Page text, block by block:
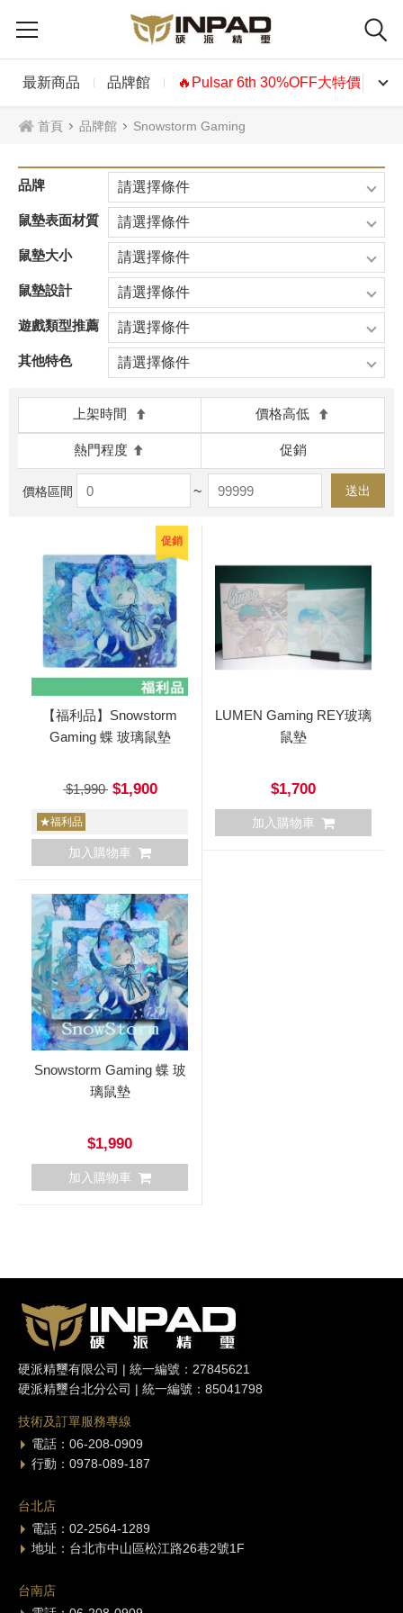
最新商品 品牌館 🔥Pulsar 6th 30%OFF大特價🔥
首頁 品牌館 Snowstorm Gaming
品牌 請選擇條件
鼠墊表面材質 請選擇條件
鼠墊大小 請選擇條件
鼠墊設計 請選擇條件
遊戲類型推薦 請選擇條件
其他特色 請選擇條件
上架時間 價格高低
熱門程度 促銷
價格區間 ~ 送出
促銷
【福利品】Snowstorm
Gaming 蝶 玻璃鼠墊
$1,990$1,900
★福利品
加入購物車
LUMEN Gaming REY玻璃
鼠墊
$1,700
加入購物車
Snowstorm Gaming 蝶 玻
璃鼠墊
$1,990
加入購物車
硬派精璽有限公司 | 統一編號：27845621
硬派精璽台北分公司 | 統一編號：85041798
技術及訂單服務專線
電話：06-208-0909
行動：0978-089-187
台北店
電話：02-2564-1289
地址：台北市中山區松江路26巷2號1F
台南店